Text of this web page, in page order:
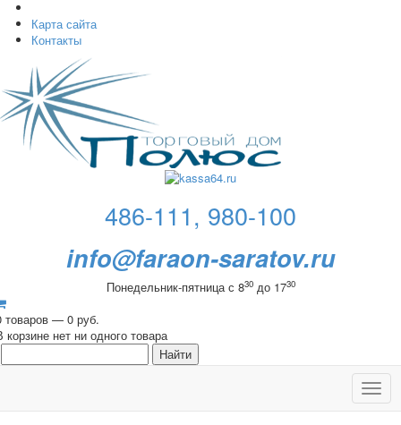
Карта сайта
Контакты
486-111, 980-100
info@faraon-saratov.ru
Понедельник-пятница с 830до 1730
товаров — 0 руб.
корзине нет ни одного товара